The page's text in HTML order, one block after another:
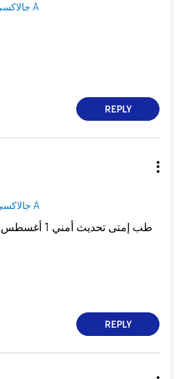
جالاكسى A
REPLY
جالاكسى A
REPLY